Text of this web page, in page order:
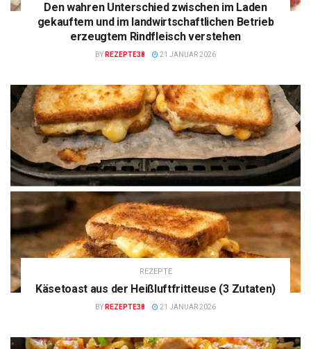
Den wahren Unterschied zwischen im Laden
gekauftem und im landwirtschaftlichen Betrieb
erzeugtem Rindfleisch verstehen
BY REZEPTE38 21 JANUAR 2026
REZEPTE
Käsetoast aus der Heißluftfritteuse (3 Zutaten)
BY REZEPTE38 21 JANUAR 2026